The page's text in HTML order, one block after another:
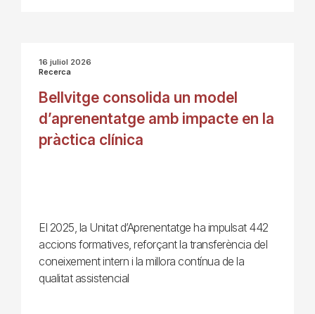
16 juliol 2026
Recerca
Bellvitge consolida un model
d’aprenentatge amb impacte en la
pràctica clínica
El 2025, la Unitat d’Aprenentatge ha impulsat 442
accions formatives, reforçant la transferència del
coneixement intern i la millora contínua de la
qualitat assistencial